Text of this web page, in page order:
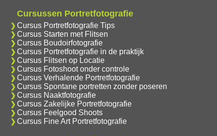
Cursussen Portretfotografie
Cursus Portretfotografie Tips
Cursus Starten met Flitsen
Cursus Boudoirfotografie
Cursus Portretfotografie in de praktijk
Cursus Flitsen op Locatie
Cursus Fotoshoot onder controle
Cursus Verhalende Portretfotografie
Cursus Spontane portretten zonder poseren
Cursus Naaktfotografie
Cursus Zakelijke Portretfotografie
Cursus Feelgood Shoots
Cursus Fine Art Portretfotografie